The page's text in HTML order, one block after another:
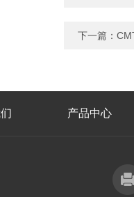
下一篇：
产品中心